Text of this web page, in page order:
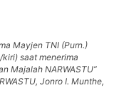
Mayjen TNI (Purn.)
saat menerima
Majalah NARWASTU”
Jonro I. Munthe,